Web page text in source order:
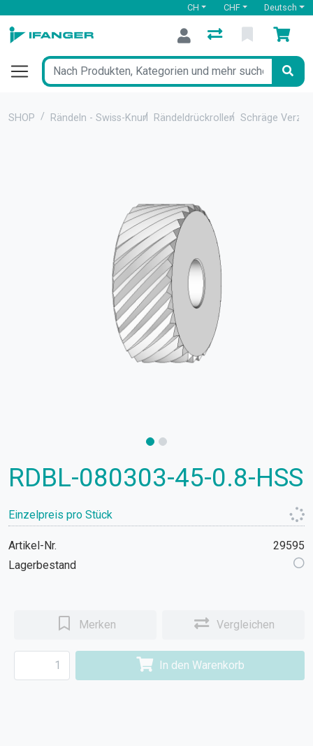
CH CHF Deutsch
SHOP Rändeln - Swiss-Knurl Rändeldrückrollen Schräge
RDBL-080303-45-0.8-HSS
Einzelpreis pro Stück
Artikel-Nr.
29595
Lagerbestand
Merken Vergleichen
In den Warenkorb